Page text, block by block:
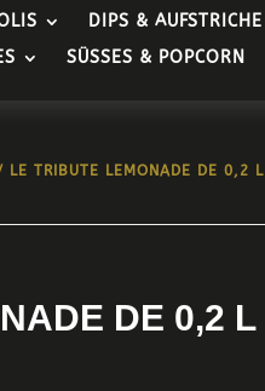
DIPS & AUFSTRICHE
SÜSSES & POPCORN
LE TRIBUTE LEMONADE DE 0,2 L
DE 0,2 L